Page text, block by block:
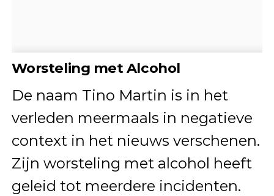
Worsteling met Alcohol
De naam Tino Martin is in het
verleden meermaals in negatieve
context in het nieuws verschenen.
Zijn worsteling met alcohol heeft
geleid tot meerdere incidenten.